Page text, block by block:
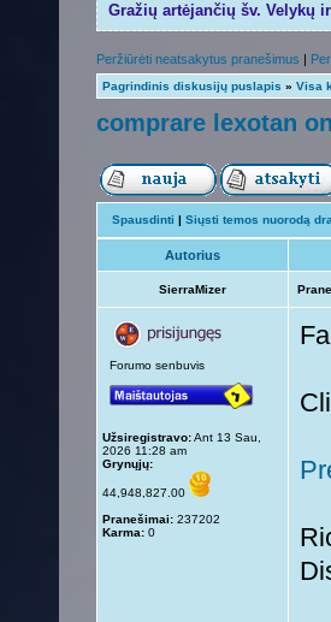
Gražių artėjančių šv. Velykų
Peržiūrėti neatsakytus pranešimus |
Pagrindinis diskusijų puslapis » Visa
comprare lexotan
Spausdinti | Siųsti temos nuorodą
Autorius
SierraMizer
Forumo senbuvis
Užsiregistravo:Ant 13 Sau,
2026 11:28 am
Grynųjų:
44,948,827.00
Pranešimai: 237202
Karma: 0